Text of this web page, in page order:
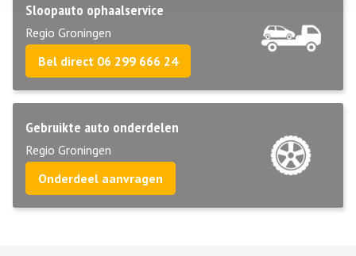
Sloopauto ophaalservice
Regio Groningen
Bel direct 06 299 666 24
Gebruikte auto onderdelen
Regio Groningen
Onderdeel aanvragen